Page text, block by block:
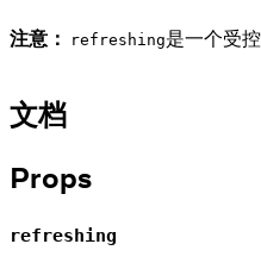
注意： refreshing是一个受
文档
Props
refreshing